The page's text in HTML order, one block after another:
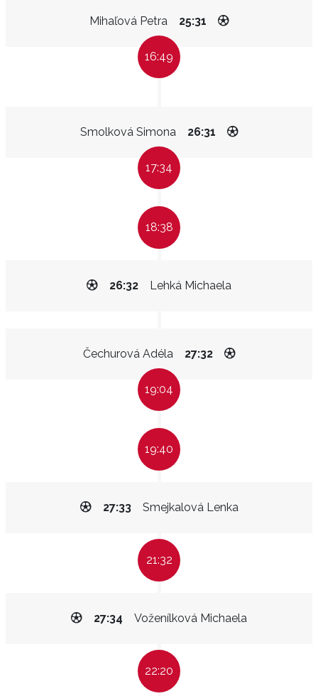
Mihaľová Petra 25:31
16:49
Smolková Simona 26:31
17:34
18:38
Lehká Michaela
26:32
Čechurová Adéla 27:32
19:04
19:40
Smejkalová Lenka
27:33
21:32
Voženílková Michaela
27:34
22:20